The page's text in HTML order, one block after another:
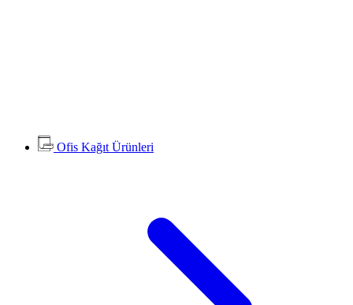
Ofis Kağıt Ürünleri